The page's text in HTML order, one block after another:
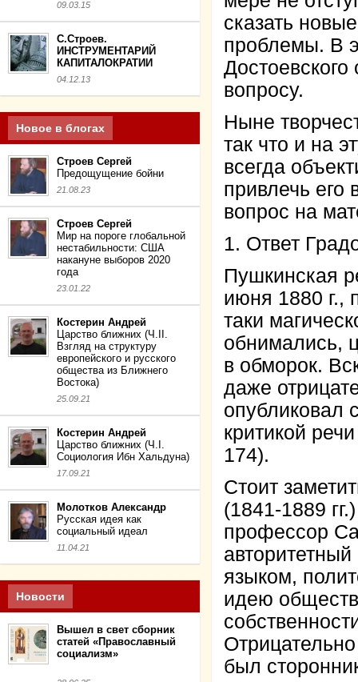
09.03.15
С.Строев.
ИНСТРУМЕНТАРИЙ
КАПИТАЛОКРАТИИ
04.12.13
Новое в блогах
Строев Сергей
Предощущение бойни
21.08.23
Строев Сергей
Мир на пороге глобальной
нестабильности: США
накануне выборов 2020
года
23.01.22
Костерин Андрей
Царство ближних (Ч.II.
Взгляд на структуру
европейского и русского
общества из Ближнего
Востока)
25.09.21
Костерин Андрей
Царство ближних (Ч.I.
Социология Ибн Хальдуна)
17.09.21
Молотков Александр
Русская идея как
социальный идеал
11.04.21
Новости
Вышел в свет сборник
статей «Православный
социализм»
сказать
проблемы. В
вопросу.
Ныне
так что и на
всегда
привлечь его
вопрос на
1. Ответ
Пушкинская
июня 1880 г.,
таки
обнимались,
в обморок.
даже
опубликовал
критикой
174).
Стоит
(1841-1889
профессор
языком,
идею
был